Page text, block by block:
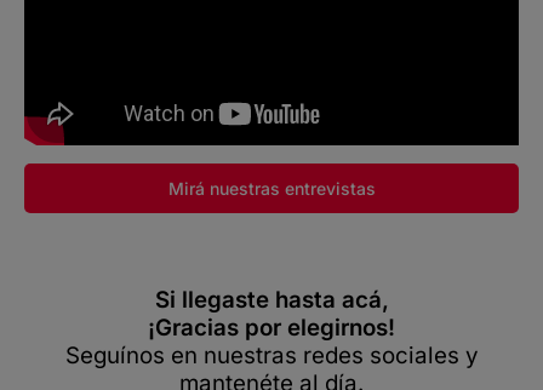
Mirá nuestras entrevistas
Si llegaste hasta acá,
¡Gracias por elegirnos!
Seguínos en nuestras redes sociales y
mantenéte al día.